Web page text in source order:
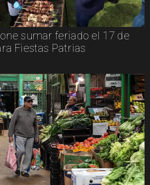
sumar feriado el 17 de
Fiestas Patrias